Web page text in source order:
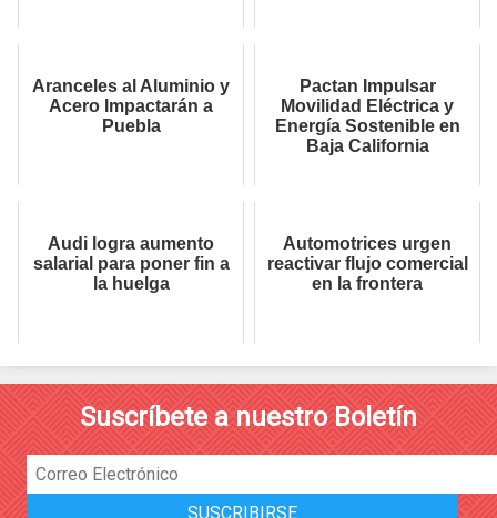
Aranceles al Aluminio y
Acero Impactarán a
Puebla
Pactan Impulsar
Movilidad Eléctrica y
Energía Sostenible en
Baja California
Audi logra aumento
salarial para poner fin a
la huelga
Automotrices urgen
reactivar flujo comercial
en la frontera
Suscríbete a nuestro Boletín